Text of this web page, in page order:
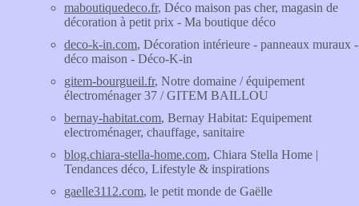
maboutiquedeco.fr, Déco maison pas cher, magasin de
décoration à petit prix - Ma boutique déco
deco-k-in.com, Décoration intérieure - panneaux muraux -
déco maison - Déco-K-in
gitem-bourgueil.fr, Notre domaine / équipement
électroménager 37 / GITEM BAILLOU
bernay-habitat.com, Bernay Habitat: Equipement
electroménager, chauffage, sanitaire
blog.chiara-stella-home.com, Chiara Stella Home |
Tendances déco, Lifestyle & inspirations
gaelle3112.com, le petit monde de Gaëlle